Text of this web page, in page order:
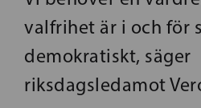
valfrihet är i och för
demokratiskt, säger
riksdagsledamot